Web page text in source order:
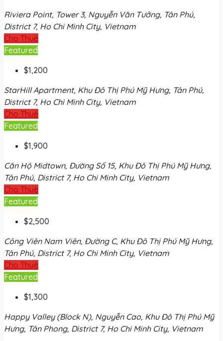
Riviera Point, Tower 3, Nguyễn Văn Tưởng, Tân Phú,
District 7, Ho Chi Minh City, Vietnam
Cho Thuê
Featured
$1,200
StarHill Apartment, Khu Đô Thị Phú Mỹ Hưng, Tân Phú,
District 7, Ho Chi Minh City, Vietnam
Cho Thuê
Featured
$1,900
Căn Hộ Midtown, Đường Số 15, Khu Đô Thị Phú Mỹ Hưng,
Tân Phú, District 7, Ho Chi Minh City, Vietnam
Cho Thuê
Featured
$2,500
Công Viên Nam Viên, Đường C, Khu Đô Thị Phú Mỹ Hưng,
Tân Phú, District 7, Ho Chi Minh City, Vietnam
Cho Thuê
Featured
$1,300
Happy Valley (Block N), Nguyễn Cao, Khu Đô Thị Phú Mỹ
Hưng, Tân Phong, District 7, Ho Chi Minh City, Vietnam